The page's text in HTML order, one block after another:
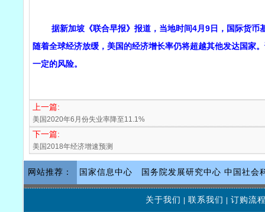
据新加坡《联合早报》报道，当地时间4月9日，国际货币
随着全球经济放缓，美国的经济增长率仍将超越其他发达国家
一定的风险。
上一篇:
美国2020年6月份失业率降至11.1%
下一篇:
美国2018年经济增速预测
网站推荐： 国家信息中心 国务院发展研究中心 中国社会
关于我们 联系我们 订购流